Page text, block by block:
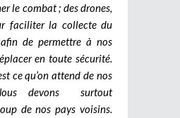
le combat ; des drones,
faciliter la collecte du
afin de permettre à nos
en toute sécurité.
ce qu’on attend de nos
devons surtout
de nos pays voisins.